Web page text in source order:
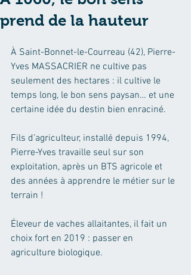
prend de la hauteur
À Saint-Bonnet-le-Courreau (42), Pierre-
Yves MASSACRIER ne cultive pas
seulement des hectares : il cultive le
temps long, le bon sens paysan… et une
certaine idée du destin bien enraciné.
Fils d’agriculteur, installé depuis 1994,
Pierre-Yves travaille seul sur son
exploitation, après un BTS agricole et
des années à apprendre le métier sur le
terrain !
Éleveur de vaches allaitantes, il fait un
choix fort en 2019 : passer en
agriculture biologique.